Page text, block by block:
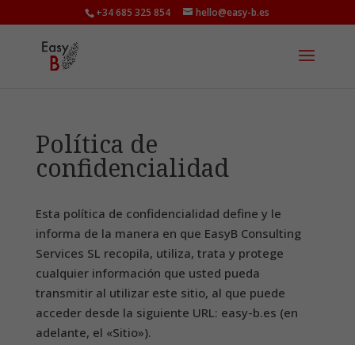
+34 685 325 854 hello@easy-b.es
Política de
confidencialidad
Esta política de confidencialidad define y le
informa de la manera en que EasyB Consulting
Services SL recopila, utiliza, trata y protege
cualquier información que usted pueda
transmitir al utilizar este sitio, al que puede
acceder desde la siguiente URL: easy-b.es (en
adelante, el «Sitio»).